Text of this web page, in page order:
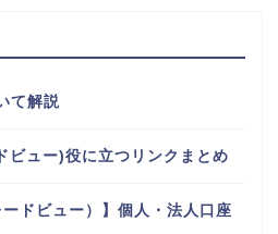
て解説
ュー)役に立つリンクまとめ
ドビュー）】個人・法人口座